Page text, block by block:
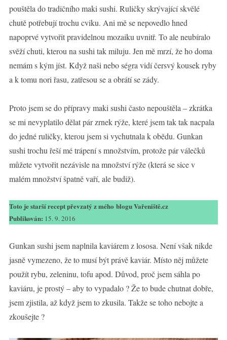
pouštěla do tradičního maki sushi. Ruličky skrývající skvělé
chutě potřebují trochu cviku. Ani mě se nepovedlo hned
napoprvé vytvořit pravidelnou mozaiku uvnitř. To ale neubíralo
svěží chuti, kterou na sushi tak miluju. Jen mě mrzí, že ho doma
nemám s kým jíst. Když naši nebo ségra vidí čersvý kousek ryby
a k tomu nori řasu, zatřesou se a obrátí se zády.
Proto jsem se do přípravy maki sushi často nepouštěla – zkrátka
se mi nevyplatilo dělat pár zrnek rýže, které jsem tak tak nacpala
do jedné ruličky, kterou jsem si vychutnala k obědu. Gunkan
sushi trochu řeší mé trápení s množstvím, protože pár válečků
můžete vytvořit nezávisle na množství rýže (která se sice v
malém množství špatně vaří, ale budiž).
Toto je starší recept převzatý z mého blogu Vařeniště.cz
Publikován: 15. 9. 2016
Gunkan sushi jsem naplnila kaviárem z lososa. Není však nikde
jasně vymezeno, že to musí být právě kaviár. Místo něj můžete
použít rybu, zeleninu, tofu apod. Důvod, proč jsem sáhla po
kaviáru, je prostý – aby to vypadalo ? Že to bude chutnat dobře,
jsem zjistila, až když jsem to zkusila. Takže se toho nebojte a
zkoušejte ?